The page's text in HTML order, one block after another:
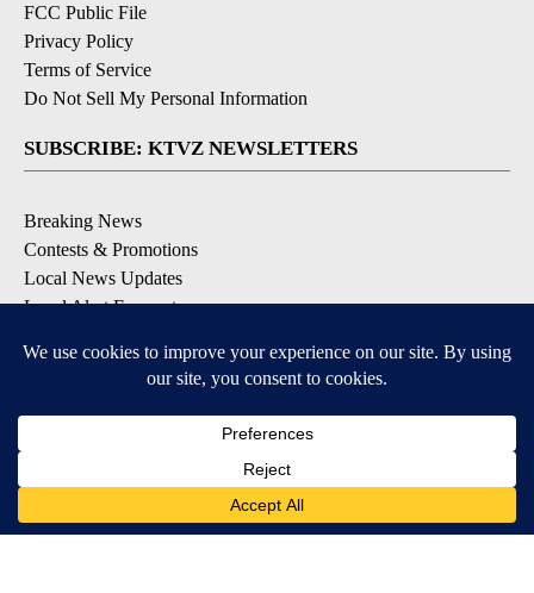
FCC Public File
Privacy Policy
Terms of Service
Do Not Sell My Personal Information
SUBSCRIBE: KTVZ NEWSLETTERS
Breaking News
Contests & Promotions
Local News Updates
Local Alert Forecast
DOWNLOAD: KTVZ APPS